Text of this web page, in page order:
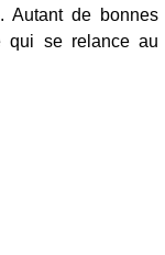
Autant de bonnes
qui se relance au